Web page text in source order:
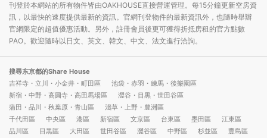
刊登於本網站的所有物件皆由OAKHOUSE直接營運管理。每15分鐘更新空房資
訊，以最快的速度提供最新的資訊。官網刊登物件的最新資訊外，也隨時舉辦
官網限定的超值優惠活動。另外，註冊會員後更可獲得折抵房租的官方點數
PAO。歡迎隨時以日文、英文、韓文、中文、法文進行洽詢。
搜尋东京都的Share House
吉祥寺・立川・小金井・町田區
池袋・赤羽・練馬・後樂園區
新宿・中野・高圓寺・高田馬場區
澀谷・目黒・世田谷區
蒲田・品川・秋葉原・青山區
淺草・上野・豊洲區
千代田區
中央區 港區 新宿區 文京區 台東區 墨田區
江東區
品川區
目黒區 大田區 世田谷區 澀谷區 中野區 杉並區
豐島區